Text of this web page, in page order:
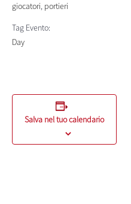
giocatori, portieri
Tag Evento:
Day
Salva nel tuo calendario